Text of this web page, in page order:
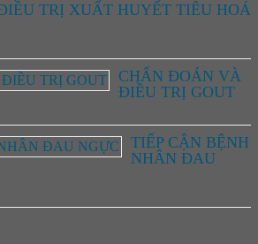
TRỊ XUẤT HUYẾT TIÊU HOÁ
CHẨN ĐOÁN VÀ
ĐIỀU TRỊ GOUT
TIẾP CẬN BỆNH
NHÂN ĐAU